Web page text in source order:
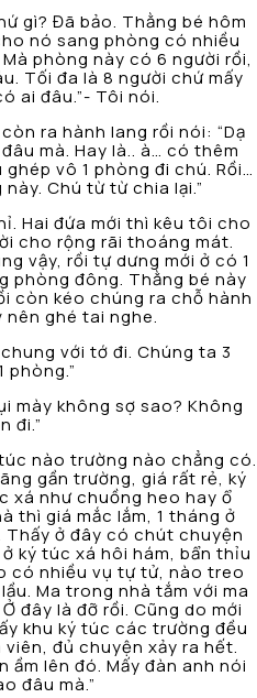
gì? Đã bảo. Thằng bé hôm
nó sang phòng có nhiều
phòng này có 6 người rồi,
Tối đa là 8 người chứ mấy
ai đâu.”- Tôi nói.
ra hành lang rồi nói: “Dạ
mà. Hay là.. à… có thêm
vô 1 phòng đi chú. Rồi…
Chú từ từ chia lại.”
Hai đứa mới thì kêu tôi cho
cho rộng rãi thoáng mát.
vậy, rồi tự dưng mới ở có 1
phòng đông. Thằng bé này
còn kéo chúng ra chỗ hành
nên ghé tai nghe.
với tớ đi. Chúng ta 3
phòng.”
mày không sợ sao? Không
đi.”
nào trường nào chẳng có.
gần trường, giá rất rẻ, ký
xá như chuồng heo hay ổ
thì giá mắc lắm, 1 tháng ở
Thấy ở đây có chút chuyện
ký túc xá hôi hám, bẩn thỉu
có nhiều vụ tự tử, nào treo
Ma trong nhà tắm với ma
đây là đỡ rồi. Cũng do mới
khu ký túc các trường đều
đủ chuyện xảy ra hết.
ầm lên đó. Mấy đàn anh nói
đâu mà.”